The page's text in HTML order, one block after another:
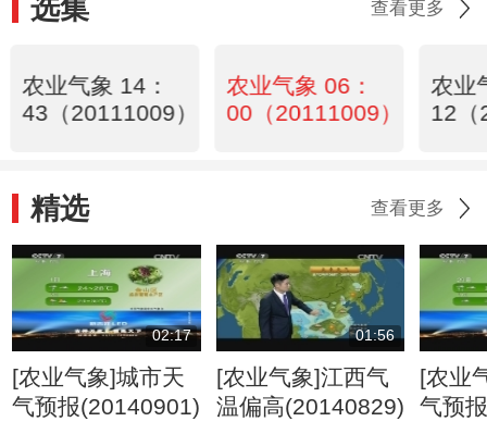
选集 查看更多
农业气象 14：
43（20111009）
农业气象 06：
00（20111009）
农业
12（
精选 查看更多
02:17
[农业气象]城市天
气预报(20140901)
01:56
[农业气象]江西气
温偏高(20140829)
[农业
气预